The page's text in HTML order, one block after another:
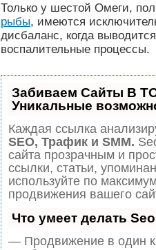
Только у шестой Омеги,
рыбы, имеются
дисбаланс, когда
воспалительные процессы.
Забиваем Сайты В
Уникальные
Каждая ссылка
SEO, Трафик и SMM.
сайта прозрачным и
ссылки, статьи,
используйте по
продвижения вашего
Что умеет делать
— Продвижение в один